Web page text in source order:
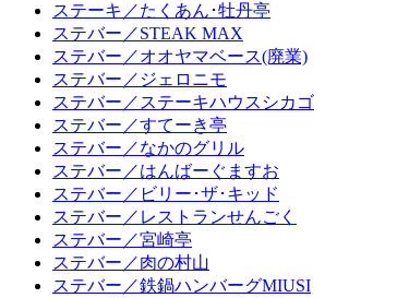
ステーキ／たくあん･牡丹亭
ステバー／STEAK MAX
ステバー／オオヤマベース(廃業)
ステバー／ジェロニモ
ステバー／ステーキハウスシカゴ
ステバー／すてーき亭
ステバー／なかのグリル
ステバー／はんばーぐますお
ステバー／ビリー･ザ･キッド
ステバー／レストランせんごく
ステバー／宮崎亭
ステバー／肉の村山
ステバー／鉄鍋ハンバーグMIUSI